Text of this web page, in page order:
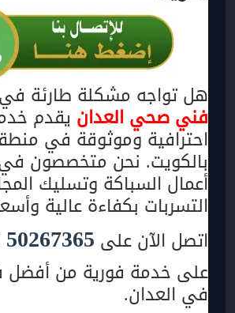
هل تواجه مشكلة طارئة
فني صحي العدان يقدم
احترافية وموثوقة في
بالكويت. نحن متخصصون
أعمال السباكة وتسليك
التسربات بكفاءة عالية
اتصل الآن على 50267365
على خدمة فورية من
في العدان.